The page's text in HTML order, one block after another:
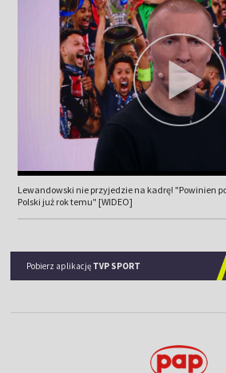
Lewandowski nie przyjedzie na kadrę! "Powinien
Polski już rok temu" [WIDEO]
Pobierz aplikację TVP SPORT